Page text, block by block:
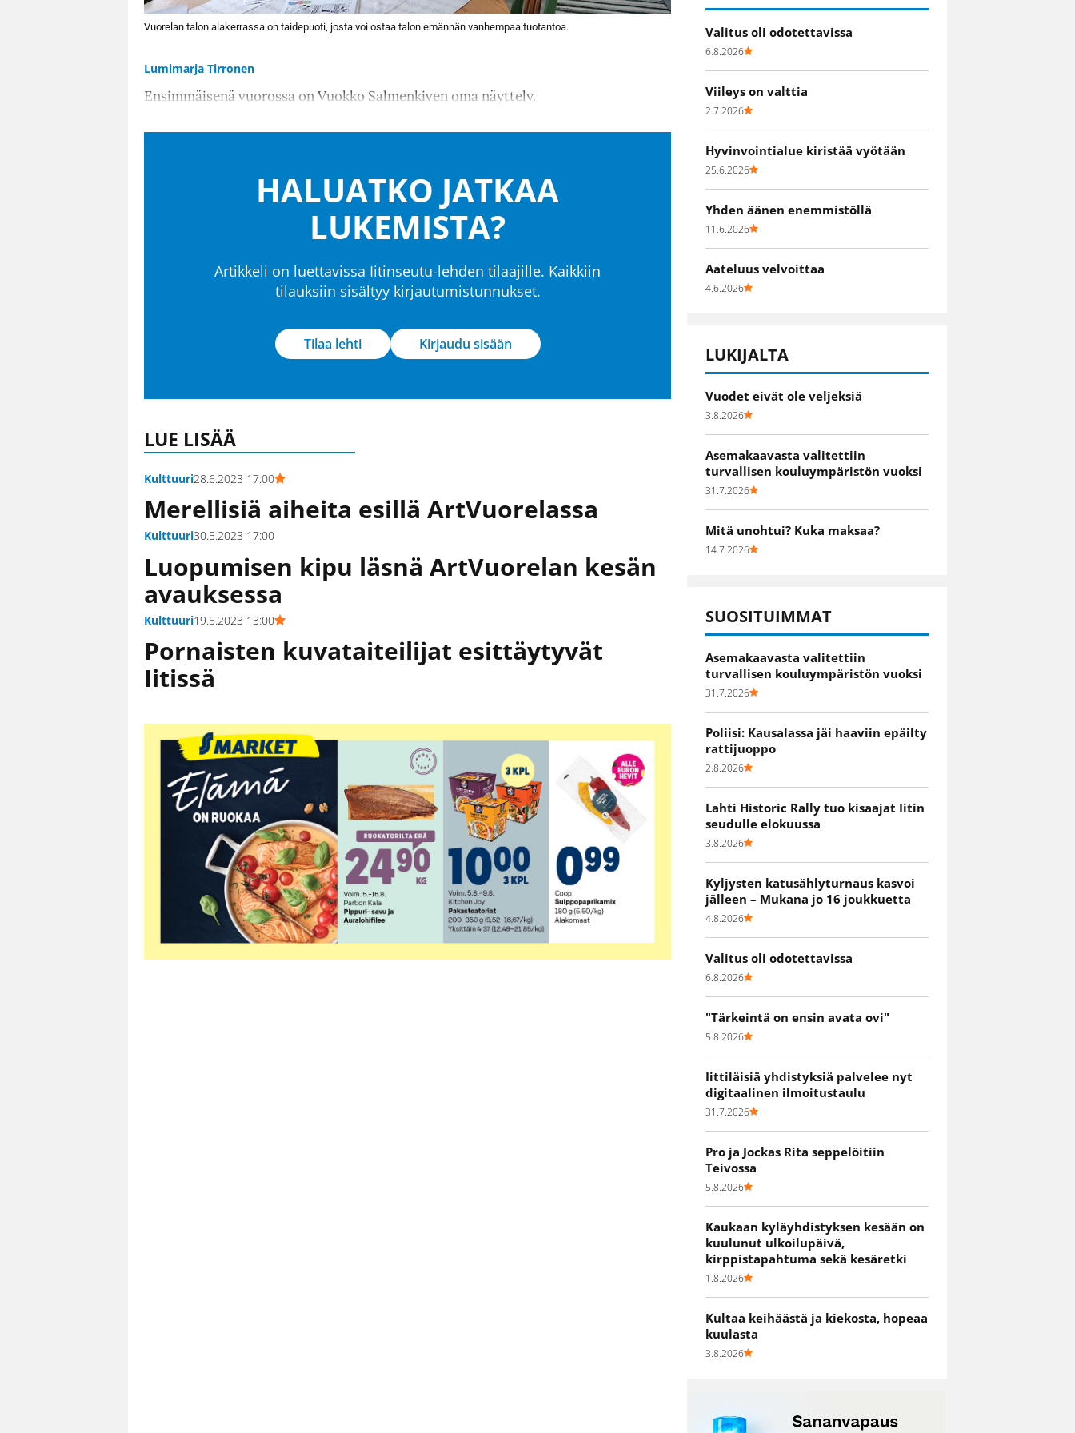
Vuorelan talon alakerrassa on taidepuoti, josta voi ostaa talon emännän vanhempaa tuotantoa.
Lumimarja Tirronen
Ensimmäisenä vuorossa on Vuokko Salmenkiven oma näyttely.
HALUATKO JATKAA
LUKEMISTA?
Artikkeli on luettavissa Iitinseutu-lehden tilaajille. Kaikkiin
tilauksiin sisältyy kirjautumistunnukset.
Tilaa lehti Kirjaudu sisään
LUE LISÄÄ
Kulttuuri28.6.2023 17:00
Merellisiä aiheita esillä ArtVuorelassa
Kulttuuri30.5.2023 17:00
Luopumisen kipu läsnä ArtVuorelan kesän
avauksessa
Kulttuuri19.5.2023 13:00
Pornaisten kuvataiteilijat esittäytyvät
Iitissä
Valitus oli odotettavissa
6.8.2026
Viileys on valttia
2.7.2026
Hyvinvointialue kiristää vyötään
25.6.2026
Yhden äänen enemmistöllä
11.6.2026
Aateluus velvoittaa
4.6.2026
LUKIJALTA
Vuodet eivät ole veljeksiä
3.8.2026
Asemakaavasta valitettiin
turvallisen kouluympäristön vuoksi
31.7.2026
Mitä unohtui? Kuka maksaa?
14.7.2026
SUOSITUIMMAT
Asemakaavasta valitettiin
turvallisen kouluympäristön vuoksi
31.7.2026
Poliisi: Kausalassa jäi haaviin epäilty
rattijuoppo
2.8.2026
Lahti Historic Rally tuo kisaajat Iitin
seudulle elokuussa
3.8.2026
Kyljysten katusählyturnaus kasvoi
jälleen – Mukana jo 16 joukkuetta
4.8.2026
Valitus oli odotettavissa
6.8.2026
"Tärkeintä on ensin avata ovi"
5.8.2026
Iittiläisiä yhdistyksiä palvelee nyt
digitaalinen ilmoitustaulu
31.7.2026
Pro ja Jockas Rita seppelöitiin
Teivossa
5.8.2026
Kaukaan kyläyhdistyksen kesään on
kuulunut ulkoilupäivä,
kirppistapahtuma sekä kesäretki
1.8.2026
Kultaa keihäästä ja kiekosta, hopeaa
kuulasta
3.8.2026